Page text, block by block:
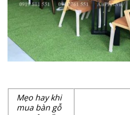
Mẹo hay khi
mua bàn gỗ